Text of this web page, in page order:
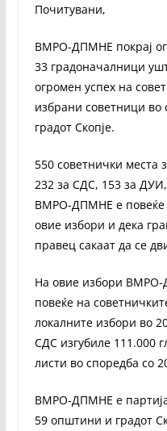
Почитувани,
ВМРО-ДПМНЕ покрај
33 градоначалници
огромен успех на
избрани советници во
градот Скопје.
550 советнички
232 за СДС, 153 за
ВМРО-ДПМНЕ е повеќе
овие избори и дека
правец сакаат да се
На овие избори ВМРО-
повеќе на
локалните избори во
СДС изгубиле 111.000
листи во споредба со
ВМРО-ДПМНЕ е партија
59 општини и градот